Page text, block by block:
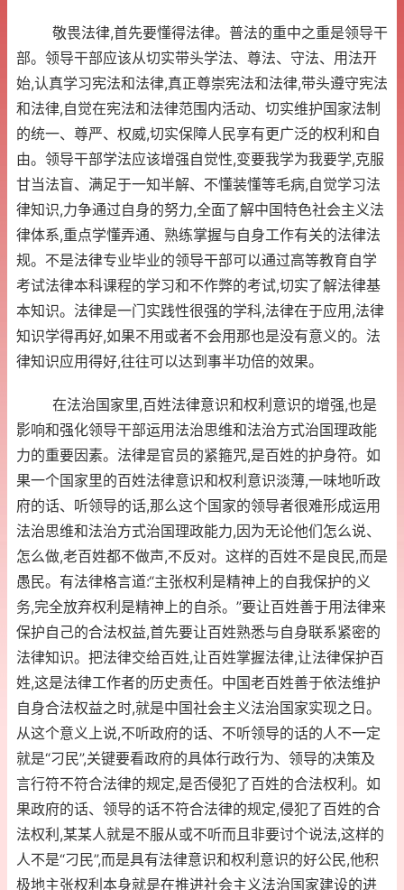
敬畏法律,首先要懂得法律。普法的重中之重是领导干
部。领导干部应该从切实带头学法、尊法、守法、用法开
始,认真学习宪法和法律,真正尊崇宪法和法律,带头遵守宪法
和法律,自觉在宪法和法律范围内活动、切实维护国家法制
的统一、尊严、权威,切实保障人民享有更广泛的权利和自
由。领导干部学法应该增强自觉性,变要我学为我要学,克服
甘当法盲、满足于一知半解、不懂装懂等毛病,自觉学习法
律知识,力争通过自身的努力,全面了解中国特色社会主义法
律体系,重点学懂弄通、熟练掌握与自身工作有关的法律法
规。不是法律专业毕业的领导干部可以通过高等教育自学
考试法律本科课程的学习和不作弊的考试,切实了解法律基
本知识。法律是一门实践性很强的学科,法律在于应用,法律
知识学得再好,如果不用或者不会用那也是没有意义的。法
律知识应用得好,往往可以达到事半功倍的效果。
在法治国家里,百姓法律意识和权利意识的增强,也是
影响和强化领导干部运用法治思维和法治方式治国理政能
力的重要因素。法律是官员的紧箍咒,是百姓的护身符。如
果一个国家里的百姓法律意识和权利意识淡薄,一味地听政
府的话、听领导的话,那么这个国家的领导者很难形成运用
法治思维和法治方式治国理政能力,因为无论他们怎么说、
怎么做,老百姓都不做声,不反对。这样的百姓不是良民,而是
愚民。有法律格言道:“主张权利是精神上的自我保护的义
务,完全放弃权利是精神上的自杀。”要让百姓善于用法律来
保护自己的合法权益,首先要让百姓熟悉与自身联系紧密的
法律知识。把法律交给百姓,让百姓掌握法律,让法律保护百
姓,这是法律工作者的历史责任。中国老百姓善于依法维护
自身合法权益之时,就是中国社会主义法治国家实现之日。
从这个意义上说,不听政府的话、不听领导的话的人不一定
就是“刁民”,关键要看政府的具体行政行为、领导的决策及
言行符不符合法律的规定,是否侵犯了百姓的合法权利。如
果政府的话、领导的话不符合法律的规定,侵犯了百姓的合
法权利,某某人就是不服从或不听而且非要讨个说法,这样的
人不是“刁民”,而是具有法律意识和权利意识的好公民,他积
极地主张权利本身就是在推进社会主义法治国家建设的进